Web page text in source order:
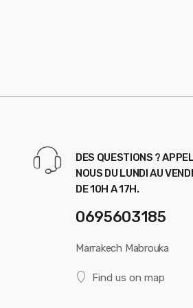
DES QUESTIONS ?
NOUS DU LUNDI AU
DE 10H A 17H.
0695603185
Marrakech Mabrouka
Find us on map